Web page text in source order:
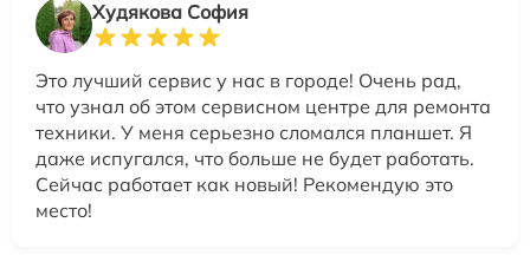
Худякова София
Это лучший сервис у нас в городе! Очень рад,
что узнал об этом сервисном центре для ремонта
техники. У меня серьезно сломался планшет. Я
даже испугался, что больше не будет работать.
Сейчас работает как новый! Рекомендую это
место!